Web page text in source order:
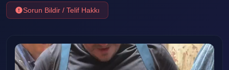
Sorun Bildir / Telif Hakkı